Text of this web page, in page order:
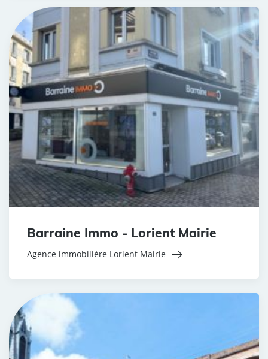
Barraine Immo - Lorient Mairie
Agence immobilière Lorient Mairie